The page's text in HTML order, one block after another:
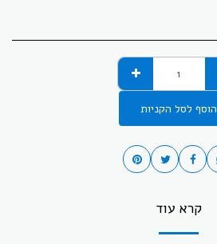
הוסף לסל הקניות
קרא עוד